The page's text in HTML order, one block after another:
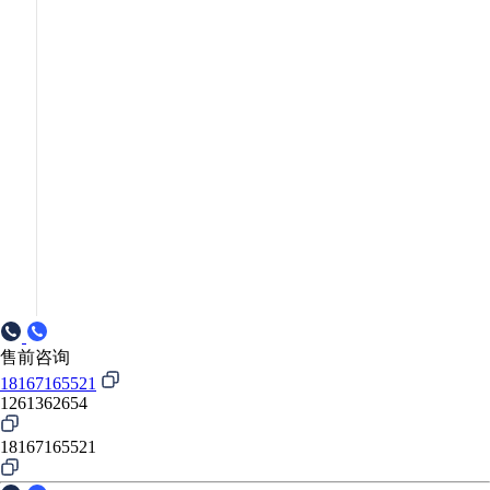
售前咨询
18167165521
1261362654
18167165521